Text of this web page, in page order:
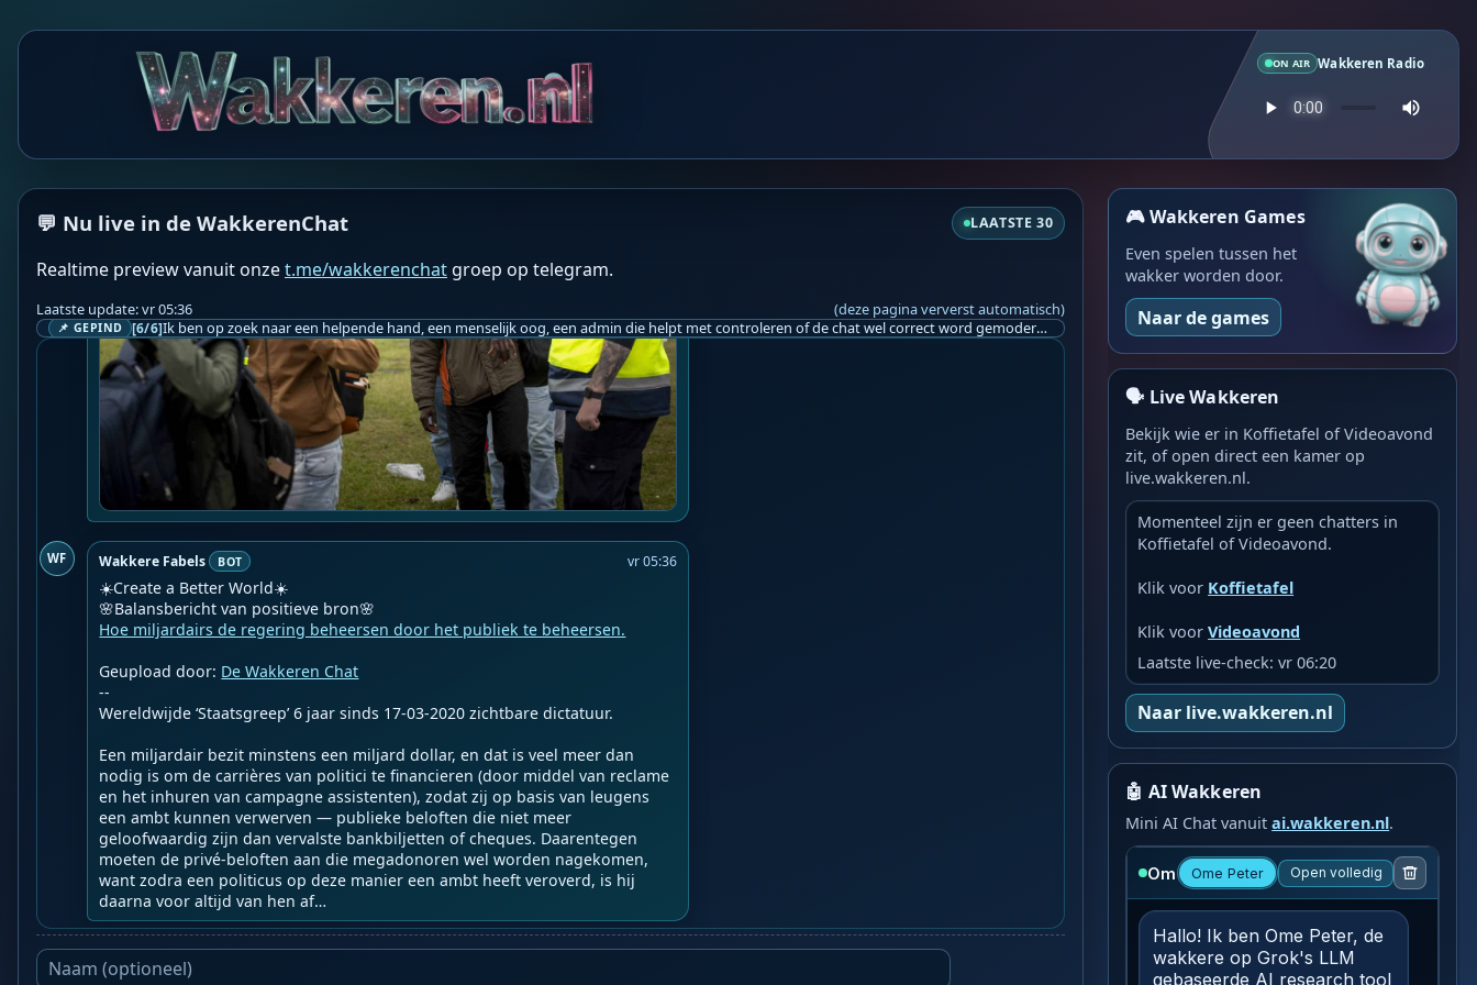
ON AIR Wakkeren Radio
💬 Nu live in de WakkerenChat LAATSTE 30
Realtime preview vanuit onzet.me/wakkerenchat groep op telegram.
Laatste update: vr 05:36 (deze pagina ververst automatisch)
📌 GEPIND [6/6] Ik ben op zoek naar een helpende hand, een menselijk oog, een admin die helpt met controleren of de chat wel correct word gemodereerd word door NoMoSpam. 98% gaat automatisch goed, toch ik dit nooit helemaal loslaten en moet er altijd een mens mee blijven opletten bij elke beslissing die gemaakt word. Waar bestaan de werkzaamheden uit? Mee kijken in admin log kanaal naar alle drugs/porno/scams die voorbij komen en in het geval van een randgevalletje, ingrijpen en b.v. een verwijderd maar wel toegestaan bericht terug plaatsen met een druk op de knop. tsja zo banaal en simpel is het gesteld.. Word je hier blij van? Nee. Strookt het je ego? Nee. Word je er beter van? Nee. Kost het veel tijd? Totaal niet, consistentie en regelmaat is belangrijker dan 'er even voor kunnen gaan zitten'.. het werk is in een paar seconden gepiept.. je checkt puur of AI de juiste beslissing heeft gemaakt.. …
📍 Bron: INDEPEN
❤️👉 Discussieer ook mee via De Wakkeren Chat 👈❤️
WF Wakkere Fabels BOT vr 05:36
☀️Create a Better World☀️
Hoe miljardairs de regering beheersen door het publiek te beheersen.
Geupload door: De Wakkeren Chat
--
Wereldwijde ‘Staatsgreep’ 6 jaar sinds 17-03-2020 zichtbare dictatuur.
Een miljardair bezit minstens een miljard dollar, en dat is veel meer dan
nodig is om de carrières van politici te financieren (door middel van reclame
en het inhuren van campagne assistenten), zodat zij op basis van leugens
een ambt kunnen verwerven — publieke beloften die niet meer
geloofwaardig zijn dan vervalste bankbiljetten of cheques. Daarentegen
moeten de privé-beloften aan die megadonoren wel worden nagekomen,
want zodra een politicus op deze manier een ambt heeft veroverd, is hij
daarna voor altijd van hen af…
🎮 Wakkeren Games
Even spelen tussen het
wakker worden door.
Naar de games
🗣️ Live Wakkeren
Bekijk wie er in Koffietafel of Videoavond
zit, of open direct een kamer op
live.wakkeren.nl.
Momenteel zijn er geen chatters in
Koffietafel of Videoavond.
Klik voor Koffietafel
Klik voorVideoavond
Laatste live-check: vr 06:20
Naar live.wakkeren.nl
🤖 AI Wakkeren
Mini AI Chat vanuitai.wakkeren.nl.